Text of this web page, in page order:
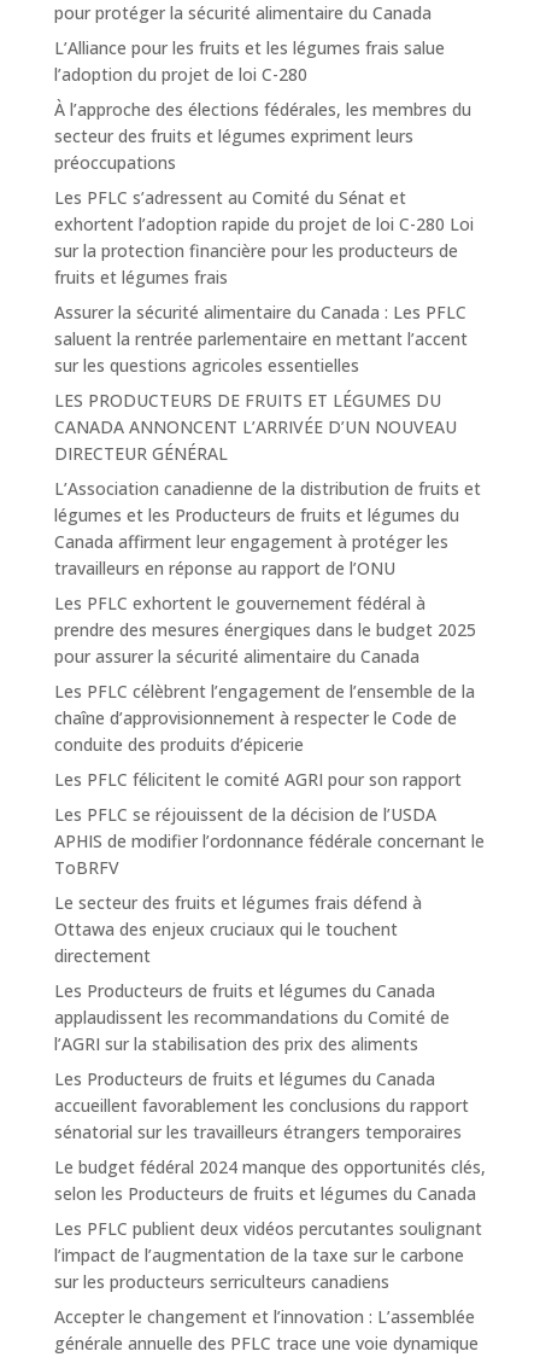
pour protéger la sécurité alimentaire du Canada
L’Alliance pour les fruits et les légumes frais salue
l’adoption du projet de loi C-280
À l’approche des élections fédérales, les membres du
secteur des fruits et légumes expriment leurs
préoccupations
Les PFLC s’adressent au Comité du Sénat et
exhortent l’adoption rapide du projet de loi C-280 Loi
sur la protection financière pour les producteurs de
fruits et légumes frais
Assurer la sécurité alimentaire du Canada : Les PFLC
saluent la rentrée parlementaire en mettant l’accent
sur les questions agricoles essentielles
LES PRODUCTEURS DE FRUITS ET LÉGUMES DU
CANADA ANNONCENT L’ARRIVÉE D’UN NOUVEAU
DIRECTEUR GÉNÉRAL
L’Association canadienne de la distribution de fruits et
légumes et les Producteurs de fruits et légumes du
Canada affirment leur engagement à protéger les
travailleurs en réponse au rapport de l’ONU
Les PFLC exhortent le gouvernement fédéral à
prendre des mesures énergiques dans le budget 2025
pour assurer la sécurité alimentaire du Canada
Les PFLC célèbrent l’engagement de l’ensemble de la
chaîne d’approvisionnement à respecter le Code de
conduite des produits d’épicerie
Les PFLC félicitent le comité AGRI pour son rapport
Les PFLC se réjouissent de la décision de l’USDA
APHIS de modifier l’ordonnance fédérale concernant le
ToBRFV
Le secteur des fruits et légumes frais défend à
Ottawa des enjeux cruciaux qui le touchent
directement
Les Producteurs de fruits et légumes du Canada
applaudissent les recommandations du Comité de
l’AGRI sur la stabilisation des prix des aliments
Les Producteurs de fruits et légumes du Canada
accueillent favorablement les conclusions du rapport
sénatorial sur les travailleurs étrangers temporaires
Le budget fédéral 2024 manque des opportunités clés,
selon les Producteurs de fruits et légumes du Canada
Les PFLC publient deux vidéos percutantes soulignant
l’impact de l’augmentation de la taxe sur le carbone
sur les producteurs serriculteurs canadiens
Accepter le changement et l’innovation : L’assemblée
générale annuelle des PFLC trace une voie dynamique